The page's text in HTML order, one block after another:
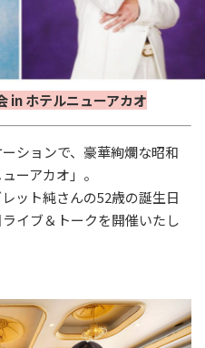
in ホテルニューアカオ
ションで、豪華絢爛な昭和
ーアカオ」。
ット純さんの52歳の誕生日
イブ＆トークを開催いたし